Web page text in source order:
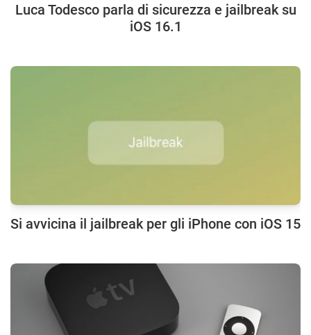
Luca Todesco parla di sicurezza e jailbreak su
iOS 16.1
Si avvicina il jailbreak per gli iPhone con iOS 15